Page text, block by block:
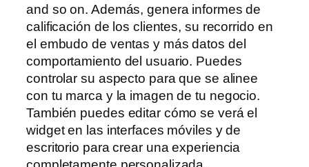
and so on. Además, genera informes de
calificación de los clientes, su recorrido en
el embudo de ventas y más datos del
comportamiento del usuario. Puedes
controlar su aspecto para que se alinee
con tu marca y la imagen de tu negocio.
También puedes editar cómo se verá el
widget en las interfaces móviles y de
escritorio para crear una experiencia